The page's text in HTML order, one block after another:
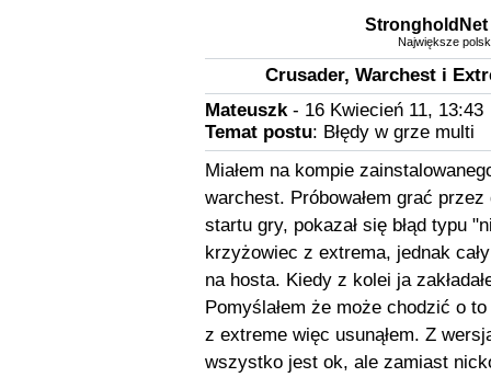
Największe
Crusader, Warchest i
Mateuszk- 16 Kwiecień 11, 13:43
Temat postu: Błędy w grze multi
Miałem na kompie
warchest. Próbowałem grać
startu gry, pokazał się błąd typu
krzyżowiec z extrema, jednak
na hosta. Kiedy z kolei ja
Pomyślałem że może chodzić o
z extreme więc usunąłem. Z
wszystko jest ok, ale zamiast